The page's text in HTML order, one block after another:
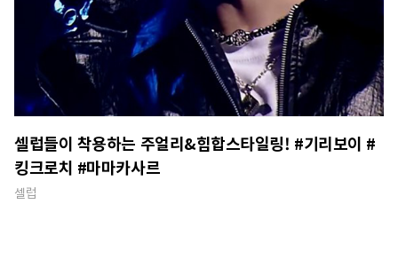
셀럽들이 착용하는 주얼리&힙합스타일링! #기리보이 #
킹크로치 #마마카사르
셀럽